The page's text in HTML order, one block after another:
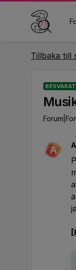
Tillbaka till
BESVARAT
A